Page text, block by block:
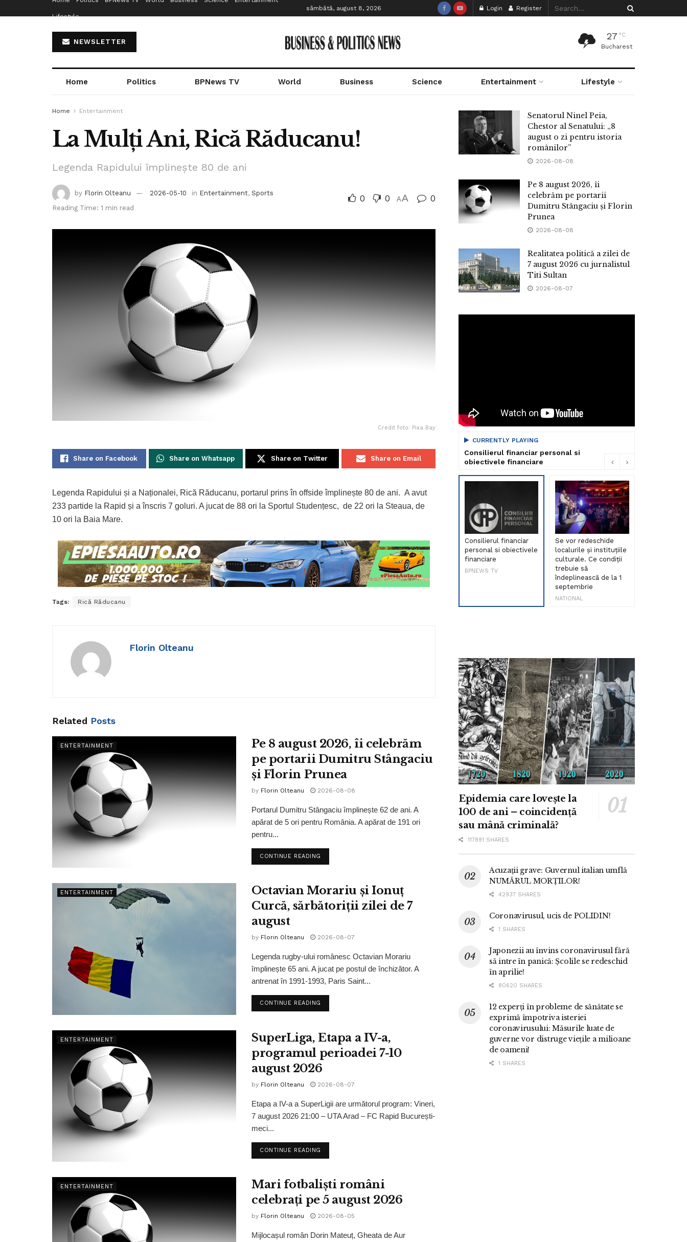
Lifestyle
sâmbătă, august 8, 2026 Login Register
NEWSLETTER
27 °C
Bucharest
Home Politics BPNews TV World Business Science Entertainment Lifestyle
Home Entertainment
La Mulți Ani, Rică Răducanu!
Legenda Rapidului împlinește 80 de ani
by Florin Olteanu 2026-05-10 in Entertainment, Sports
Reading Time: 1 min read
0 0 AA 0
Credit foto: Pixa Bay
Share on Facebook Share on Whatsapp Share on Twitter Share on Email
Legenda Rapidului și a Naționalei, Rică Răducanu, portarul prins în offside împlinește 80 de ani. A avut
233 partide la Rapid și a înscris 7 goluri. A jucat de 88 ori la Sportul Studențesc, de 22 ori la Steaua, de
10 ori la Baia Mare.
Tags: Rică Răducanu
Florin Olteanu
Related Posts
ENTERTAINMENT
Pe 8 august 2026, îi celebrăm
pe portarii Dumitru Stângaciu
și Florin Prunea
by Florin Olteanu 2026-08-08
Portarul Dumitru Stângaciu împlinește 62 de ani. A
apărat de 5 ori pentru România. A apărat de 191 ori
pentru...
CONTINUE READING
ENTERTAINMENT
Octavian Morariu și Ionuț
Curcă, sărbătoriții zilei de 7
august
by Florin Olteanu 2026-08-07
Legenda rugby-ului românesc Octavian Morariu
împlinește 65 ani. A jucat pe postul de închizător. A
antrenat în 1991-1993, Paris Saint...
CONTINUE READING
ENTERTAINMENT
SuperLiga, Etapa a IV-a,
programul perioadei 7-10
august 2026
by Florin Olteanu 2026-08-07
Etapa a IV-a a SuperLigii are următorul program: Vineri,
7 august 2026 21:00 – UTA Arad – FC Rapid București-
meci...
CONTINUE READING
ENTERTAINMENT
Mari fotbaliști români
celebrați pe 5 august 2026
by Florin Olteanu 2026-08-05
Mijlocașul român Dorin Mateuț, Gheata de Aur
Senatorul Ninel Peia,
Chestor al Senatului: „8
august o zi pentru istoria
românilor”
2026-08-08
Pe 8 august 2026, îi
celebrăm pe portarii
Dumitru Stângaciu și Florin
Prunea
2026-08-08
Realitatea politică a zilei de
7 august 2026 cu jurnalistul
Titi Sultan
2026-08-07
CURRENTLY PLAYING
Consilierul financiar personal si
obiectivele financiare
Consilierul financiar
personal si obiectivele
financiare
BPNEWS TV
Se vor redeschide
localurile și instituțiile
culturale. Ce condiții
trebuie să
îndeplinească de la 1
septembrie
NATIONAL
Epidemia care lovește la
100 de ani – coincidență
sau mână criminală?
117891 SHARES
Acuzații grave: Guvernul italian umflă
NUMĂRUL MORȚILOR!
42937 SHARES
Coronavirusul, ucis de POLIDIN!
1 SHARES
Japonezii au învins coronavirusul fără
să intre în panică: Școlile se redeschid
în aprilie!
80620 SHARES
12 experți în probleme de sănătate se
exprimă împotriva isteriei
coronavirusului: Măsurile luate de
guverne vor distruge viețile a milioane
de oameni!
1 SHARES